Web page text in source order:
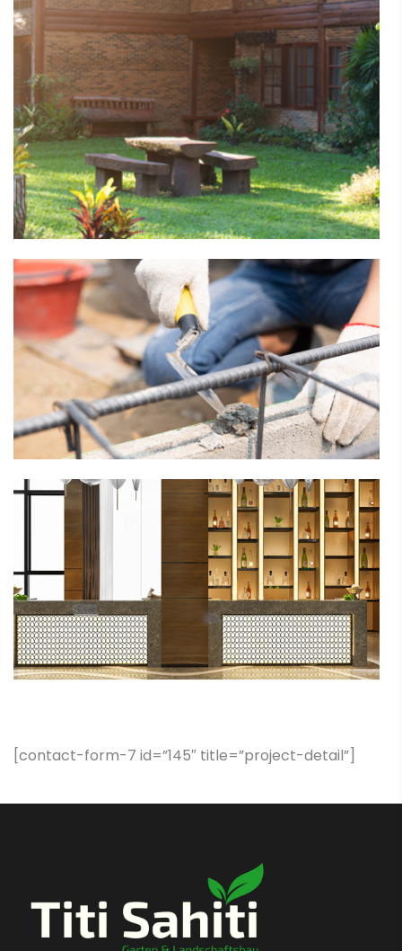
[contact-form-7 id=”145″ title=”project-detail”]